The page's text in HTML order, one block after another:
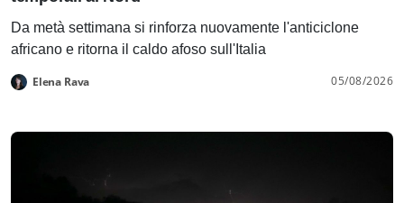
Da metà settimana si rinforza nuovamente l'anticiclone
africano e ritorna il caldo afoso sull'Italia
Elena Rava 05/08/2026